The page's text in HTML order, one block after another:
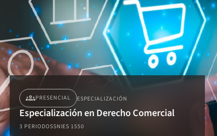
groupsPRESENCIAL ESPECIALIZACIÓN
Especialización en Derecho Comercial
3 PERIODOSSNIES 1550